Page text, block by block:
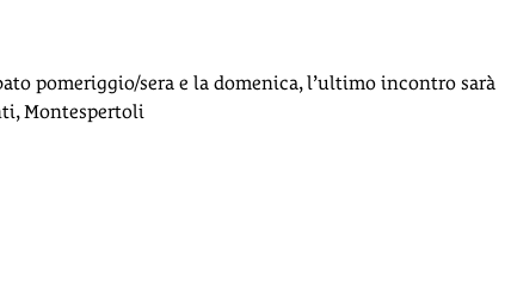
pomeriggio/sera e la domenica, l’ultimo incontro sarà
Montespertoli